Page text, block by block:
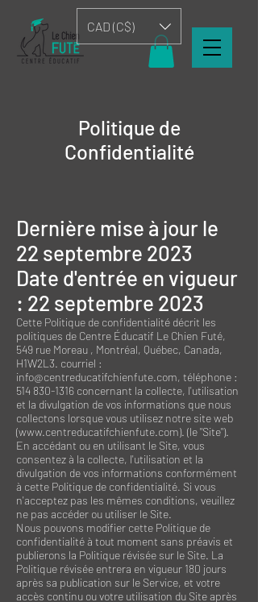
CAD (C$)
Politique de
Confidentialité
Dernière mise à jour le
22 septembre 2023
Date d'entrée en vigueur
: 22 septembre 2023
Cette Politique de confidentialité décrit les
politiques de Centre Éducatif Le Chien Futé,
549 rue Moreau , Montréal, Québec, Canada,
H1W2L3. courriel :
info@centreducatifchienfute.com, téléphone :
514 830-1316 concernant la collecte, l'utilisation
et la divulgation de vos informations que nous
collectons lorsque vous utilisez notre site web
(www.centreducatifchienfute.com). (le "Site").
En accédant ou en utilisant le Site, vous
consentez à la collecte, l'utilisation et la
divulgation de vos informations conformément
à cette Politique de confidentialité. Si vous
n'acceptez pas les mêmes conditions, veuillez
ne pas accéder ou utiliser le Site.
Nous pouvons modifier cette Politique de
confidentialité à tout moment sans préavis et
publierons la Politique révisée sur le Site. La
Politique révisée entrera en vigueur 180 jours
après sa publication sur le Service, et votre
accès continu ou votre utilisation du Site après